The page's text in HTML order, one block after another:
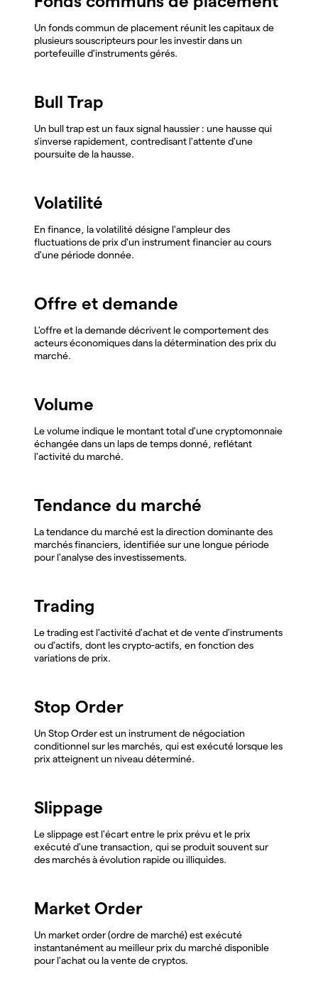
Un fonds commun de placement réunit les capitaux de
plusieurs souscripteurs pour les investir dans un
portefeuille d'instruments gérés.
Bull Trap
Un bull trap est un faux signal haussier : une hausse qui
s'inverse rapidement, contredisant l'attente d'une
poursuite de la hausse.
Volatilité
En finance, la volatilité désigne l'ampleur des
fluctuations de prix d'un instrument financier au cours
d'une période donnée.
Offre et demande
L'offre et la demande décrivent le comportement des
acteurs économiques dans la détermination des prix du
marché.
Volume
Le volume indique le montant total d'une cryptomonnaie
échangée dans un laps de temps donné, reflétant
l'activité du marché.
Tendance du marché
La tendance du marché est la direction dominante des
marchés financiers, identifiée sur une longue période
pour l'analyse des investissements.
Trading
Le trading est l'activité d'achat et de vente d'instruments
ou d'actifs, dont les crypto-actifs, en fonction des
variations de prix.
Stop Order
Un Stop Order est un instrument de négociation
conditionnel sur les marchés, qui est exécuté lorsque les
prix atteignent un niveau déterminé.
Slippage
Le slippage est l'écart entre le prix prévu et le prix
exécuté d'une transaction, qui se produit souvent sur
des marchés à évolution rapide ou illiquides.
Market Order
Un market order (ordre de marché) est exécuté
instantanément au meilleur prix du marché disponible
pour l'achat ou la vente de cryptos.